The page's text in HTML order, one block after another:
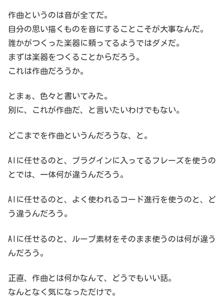
作曲というのは音が全てだ。
自分の思い描くものを音にすることこそが大事なんだ。
誰かがつくった楽器に頼ってるようではダメだ。
まずは楽器をつくることからだろう。
これは作曲だろうか。
とまぁ、色々と書いてみた。
別に、これが作曲だ、と言いたいわけでもない。
どこまでを作曲というんだろうな、と。
AIに任せるのと、プラグインに入ってるフレーズを使うの
とでは、一体何が違うんだろう。
AIに任せるのと、よく使われるコード進行を使うのと、ど
う違うんだろう。
AIに任せるのと、ループ素材をそのまま使うのは何が違う
んだろう。
正直、作曲とは何かなんて、どうでもいい話。
なんとなく気になっただけで。